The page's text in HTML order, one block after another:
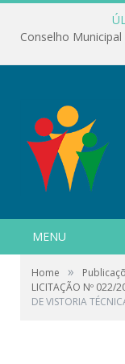
MENU
Home »
LICITAÇÃO Nº 022/
DE VISTORIA